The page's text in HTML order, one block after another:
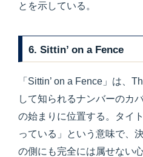
とを示している。
6. Sittin’ on a Fence
「Sittin’ on a Fence」は、
して知られるナンバーのカ
の始まりに位置する。タイ
っている」という意味で、
の側にも完全には属せない